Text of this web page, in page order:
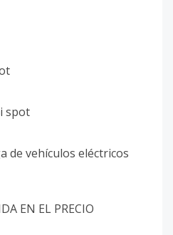
spot
de vehículos eléctricos
EN EL PRECIO